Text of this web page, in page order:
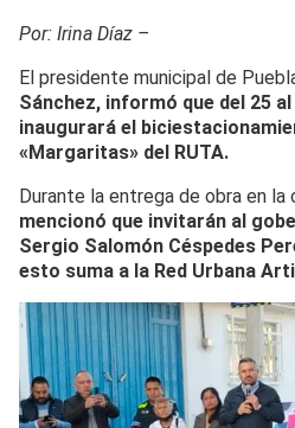
Por: Irina Díaz –
El presidente municipal de
Sánchez, informó que del 25
inaugurará el
«Margaritas» del RUTA.
Durante la entrega de obra en
mencionó que invitarán al
Sergio Salomón Céspedes
esto suma a la Red Urbana